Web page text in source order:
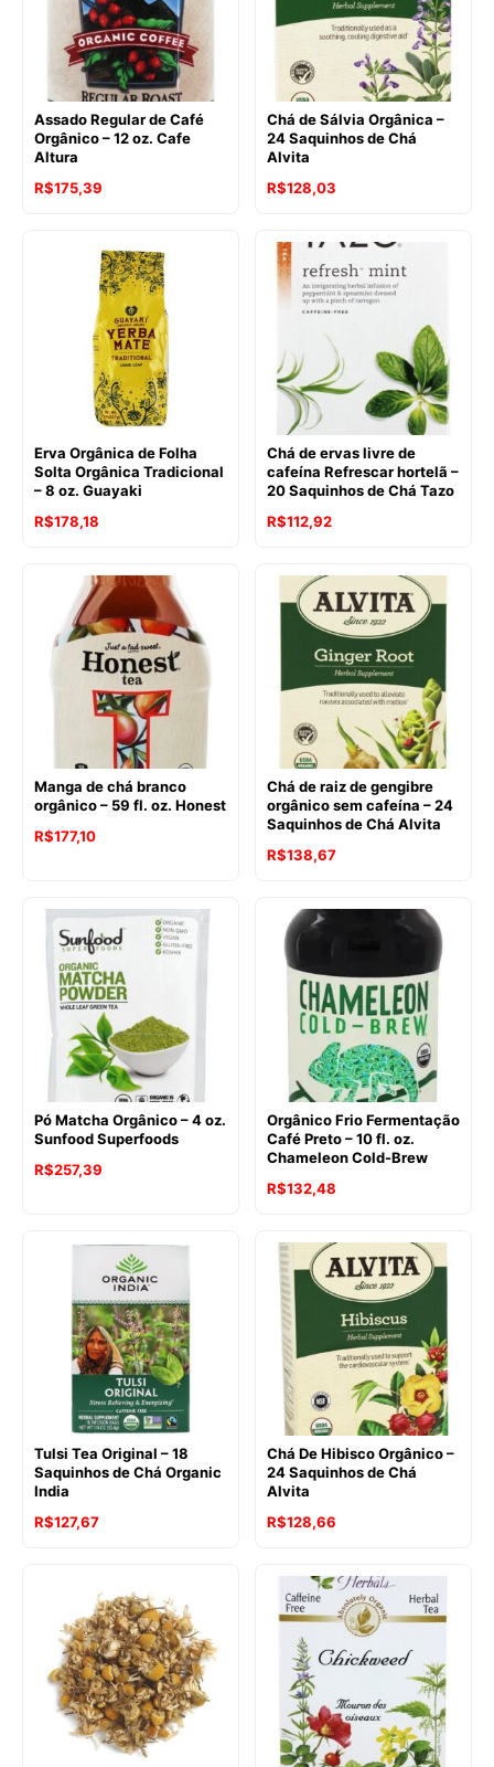
Assado Regular de Café
Orgânico – 12 oz. Cafe
Altura
O
R$200,66.
R$175,39
é:
R$175,39.
Chá de Sálvia Orgânica –
24 Saquinhos de Chá
Alvita
R$128,03
Erva Orgânica de Folha
Solta Orgânica Tradicional
– 8 oz. Guayaki
R$178,18
Chá de ervas livre de
cafeína Refrescar hortelã –
20 Saquinhos de Chá Tazo
R$112,92
Manga de chá branco
orgânico – 59 fl. oz. Honest
R$177,10
Chá de raiz de gengibre
orgânico sem cafeína – 24
Saquinhos de Chá Alvita
R$138,67
Pó Matcha Orgânico – 4 oz.
Sunfood Superfoods
R$257,39
Orgânico Frio Fermentação
Café Preto – 10 fl. oz.
Chameleon Cold-Brew
O
original
era:
R$139,49.
R$132,48
atual
é:
R$132,48.
Tulsi Tea Original – 18
Saquinhos de Chá Organic
India
O
R$143,75.
R$127,67O
é:
R$127,67.
Chá De Hibisco Orgânico –
24 Saquinhos de Chá
Alvita
R$128,66